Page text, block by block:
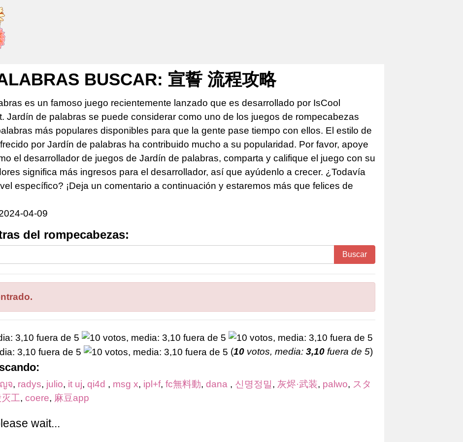
BUSCAR: 宣誓 流程攻略
es un famoso juego recientemente lanzado que es desarrollado por IsCool
Jardín de palabras se puede considerar como uno de los juegos de rompecabezas
más populares disponibles para que la gente pase tiempo con ellos. El estilo de
por Jardín de palabras ha contribuido mucho a su popularidad. Por favor, apoye
el desarrollador de juegos de Jardín de palabras, comparta y califique el juego con su
significa más ingresos para el desarrollador, así que ayúdenlo a crecer. ¿Todavía
específico? ¡Deja un comentario a continuación y estaremos más que felices de
04-09
del rompecabezas:
Buscar
(10 votos, media: 3,10 fuera de 5)
จ, radys, julio, it uj, qi4d , msg x, ipl+f, fc無料動, dana , 신명정밀, 灰烬·武装, palwo, スタ
工, coere, 麻豆app
wait...